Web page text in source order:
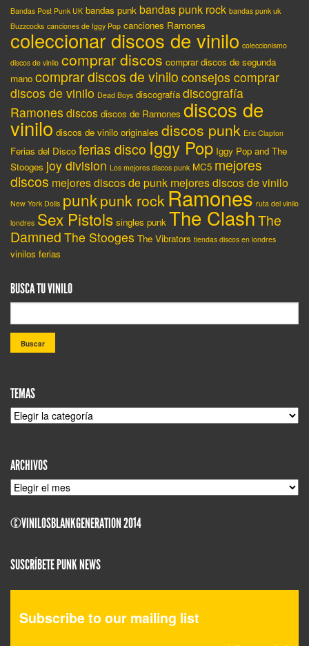
Bandas Post Punk UK bandas punk bandas punk rock bandas punk uk
Buzzcocks canciones de Iggy Pop canciones Ramones
coleccionar discos de vinilo coleccionismo
discos de vinilo comprar discos comprar discos de segunda
mano comprar discos de vinilo consejos comprar
discos de vinilo Dead Boys discografía discografía
Ramones discos discos de Ramones discos de
vinilo discos de vinilo originales discos punk Eric Clapton
Ferias del Disco ferias disco Iggy Pop Iggy Pop and The
Stooges joy division Los mejores discos punk MC5 mejores
discos mejores discos de punk mejores discos de vinilo
New York Dolls punkpunk rock Ramones ruta del vinilo
londres Sex Pistols singles punk The ClashThe
Damned The Stooges The Vibrators tiendas discos en londres
vinilos ferias
BUSCA TU VINILO
TEMAS
TEMAS
ARCHIVOS
ARCHIVOS
©VINILOSBLANKGENERATION 2014
SUSCRÍBETE PUNK NEWS
Subscribe to our mailing list